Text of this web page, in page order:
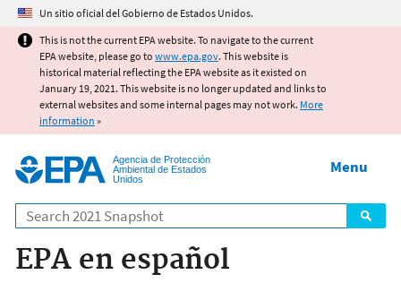
Jump to main content
Un sitio oficial del Gobierno de Estados Unidos.
This is not the current EPA website. To navigate to the current
EPA website, please go to www.epa.gov. This website is
historical material reflecting the EPA website as it existed on
January 19, 2021. This website is no longer updated and links to
external websites and some internal pages may not work. More
information »
Agencia de Protección
Ambiental de Estados
Unidos
Search
Menu
EPA en español